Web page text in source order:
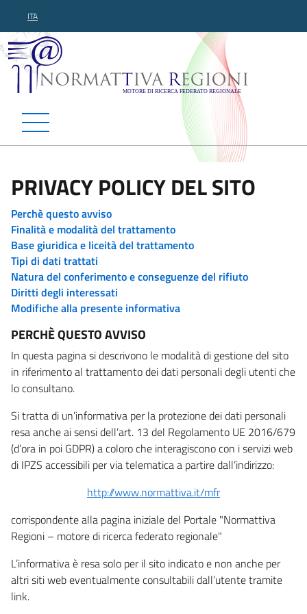
ITA
Normattiva Regioni -
PRIVACY POLICY DEL SITO
Perchè questo avviso
Finalità e modalità del trattamento
Base giuridica e liceità del trattamento
Tipi di dati trattati
Natura del conferimento e conseguenze del rifiuto
Diritti degli interessati
Modifiche alla presente informativa
PERCHÈ QUESTO AVVISO
In questa pagina si descrivono le modalità di gestione del sito
in riferimento al trattamento dei dati personali degli utenti che
lo consultano.
Si tratta di un’informativa per la protezione dei dati personali
resa anche ai sensi dell’art. 13 del Regolamento UE 2016/679
(d’ora in poi GDPR) a coloro che interagiscono con i servizi web
di IPZS accessibili per via telematica a partire dall’indirizzo:
http://www.normattiva.it/mfr
corrispondente alla pagina iniziale del Portale "Normattiva
Regioni – motore di ricerca federato regionale"
L’informativa è resa solo per il sito indicato e non anche per
altri siti web eventualmente consultabili dall’utente tramite
link.